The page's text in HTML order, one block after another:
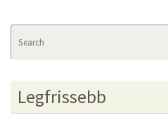
Legfrissebb